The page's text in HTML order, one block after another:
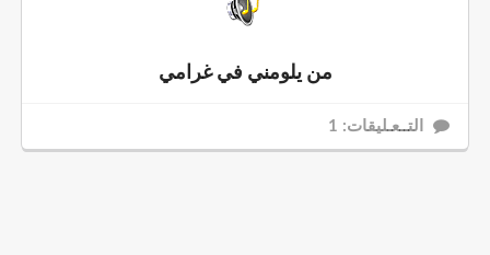
من يلومني في غرامي
التــعـليقات: 1